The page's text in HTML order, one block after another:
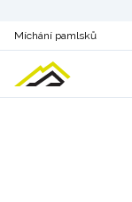
Míchání pamlsků